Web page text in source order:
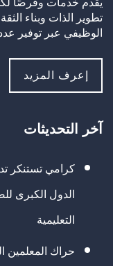
يقدم خدمات وفرصًا
تطوير الذات وبناء
الوظيفي عبر توفير
إعرف المزيد
آخر التحديثات
كرامي تستنكر
الدول الكبرى
التعليمية
حراك المعلمين